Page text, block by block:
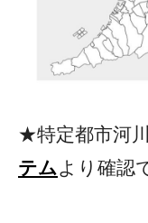
★特定都市河
テム より確認